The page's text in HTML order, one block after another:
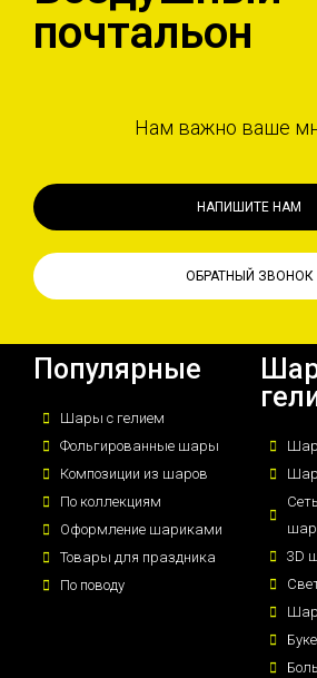
почтальон
Нам важно ваше
НАПИШИТЕ НАМ
ОБРАТНЫЙ ЗВОНОК
Популярные
Шары с гелием
Фольгированные шары
Композиции из шаров
По коллекциям
Оформление шариками
Товары для праздника
По поводу
3D